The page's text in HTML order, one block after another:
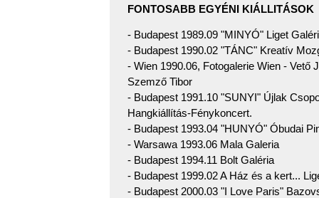
FONTOSABB EGYÉNI KIÁLLITÁSOK
- Budapest 1989.09 "MINYÓ" Liget
- Budapest 1990.02 "TÁNC" Kreatív
- Wien 1990.06, Fotogalerie Wien - Vető
Szemző Tibor
- Budapest 1991.10 "SUNYI" Újlak
Hangkiállítás-Fénykoncert.
- Budapest 1993.04 "HUNYÓ" Óbudai
- Warsawa 1993.06 Mala Galeria
- Budapest 1994.11 Bolt Galéria
- Budapest 1999.02 A Ház és a kert...
- Budapest 2000.03 "I Love Paris"